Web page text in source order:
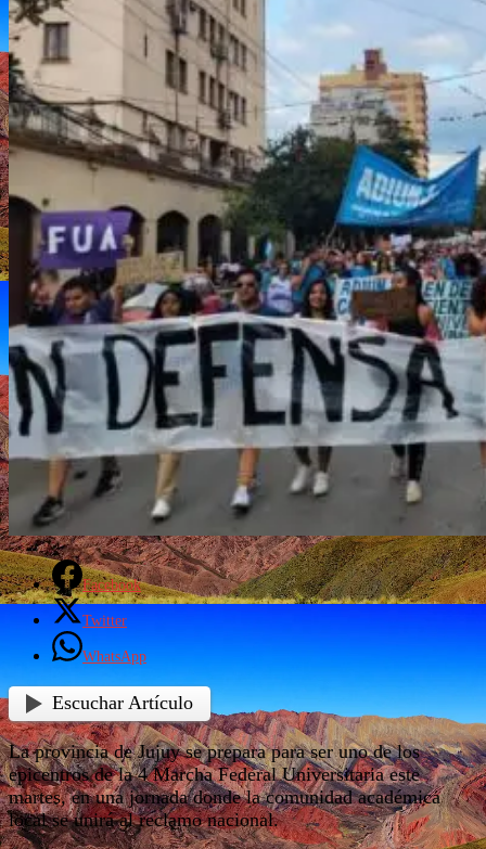
Facebook
Twitter
WhatsApp
Escuchar Artículo
La provincia de Jujuy se prepara para ser uno de los
epicentros de la 4 Marcha Federal Universitaria este
martes, en una jornada donde la comunidad académica
local se unirá al reclamo nacional.